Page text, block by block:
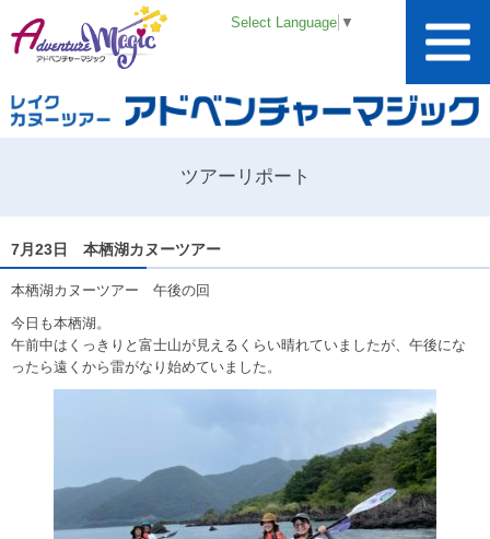
Select Language ▼
ツアーリポート
7月23日 本栖湖カヌーツアー
本栖湖カヌーツアー 午後の回
今日も本栖湖。
午前中はくっきりと富士山が見えるくらい晴れていましたが、午後にな
ったら遠くから雷がなり始めていました。